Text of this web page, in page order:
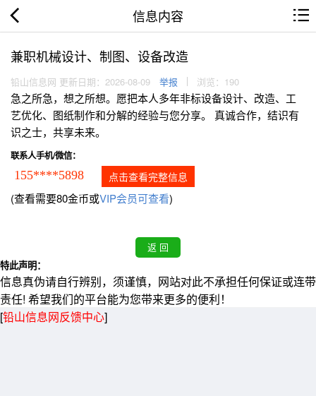
信息内容
兼职机械设计、制图、设备改造
铅山信息网 更新日期：2026-08-09 举报 浏览：190
急之所急，想之所想。愿把本人多年非标设备设计、改造、工
艺优化、图纸制作和分解的经验与您分享。 真诚合作，结识有
识之士，共享未来。
联系人手机/微信：
155****5898 点击查看完整信息
(查看需要80金币或VIP会员可查看)
特此声明：
信息真伪请自行辨别，须谨慎，网站对此不承担任何保证或连带
责任! 希望我们的平台能为您带来更多的便利！
[铅山信息网反馈中心]